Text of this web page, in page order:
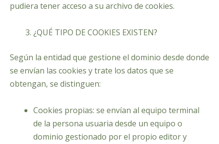
pudiera tener acceso a su archivo de cookies.
¿QUÉ TIPO DE COOKIES EXISTEN?
Según la entidad que gestione el dominio desde donde
se envían las cookies y trate los datos que se
obtengan, se distinguen:
Cookies propias: se envían al equipo terminal
de la persona usuaria desde un equipo o
dominio gestionado por el propio editor y